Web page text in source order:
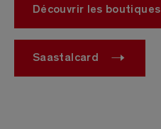
Découvrir les boutiques
Saastalcard